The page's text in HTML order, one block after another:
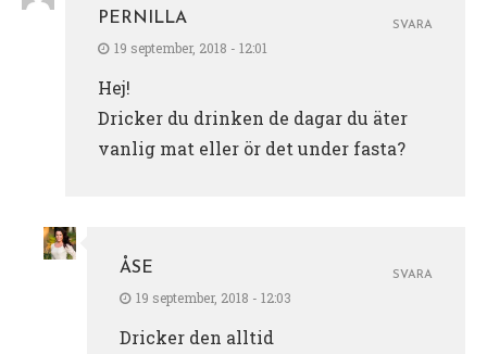
PERNILLA
19 september, 2018 - 12:01
Hej!
Dricker du drinken de dagar du äter
vanlig mat eller ör det under fasta?
SVARA
ÅSE
19 september, 2018 - 12:03
Dricker den alltid
SVARA